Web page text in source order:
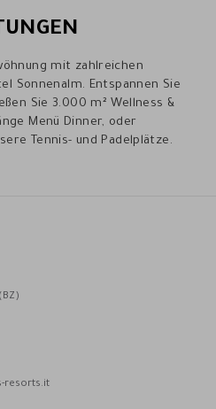
mit zahlreichen
Sonnenalm. Entspannen Sie
Sie 3.000 m² Wellness &
Menü Dinner, oder
Tennis- und Padelplätze.
resorts.it